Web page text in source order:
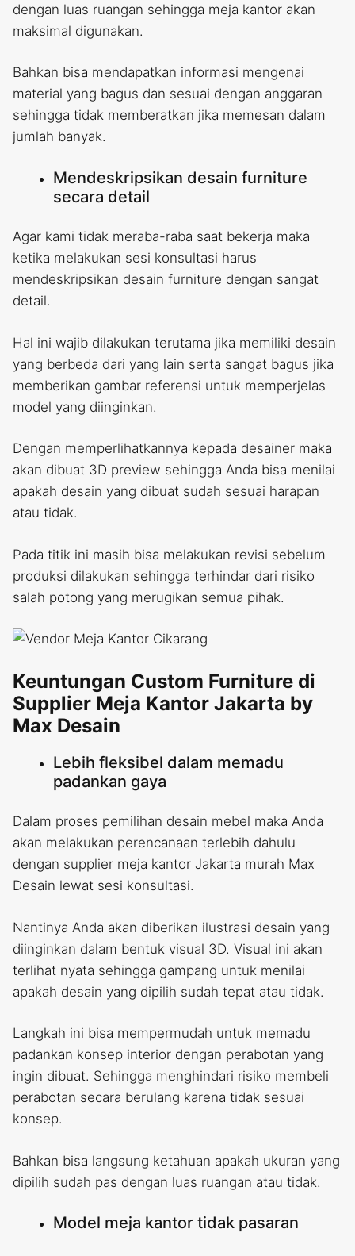
dengan luas ruangan sehingga meja kantor akan
maksimal digunakan.
Bahkan bisa mendapatkan informasi mengenai
material yang bagus dan sesuai dengan anggaran
sehingga tidak memberatkan jika memesan dalam
jumlah banyak.
Mendeskripsikan desain furniture
secara detail
Agar kami tidak meraba-raba saat bekerja maka
ketika melakukan sesi konsultasi harus
mendeskripsikan desain furniture dengan sangat
detail.
Hal ini wajib dilakukan terutama jika memiliki desain
yang berbeda dari yang lain serta sangat bagus jika
memberikan gambar referensi untuk memperjelas
model yang diinginkan.
Dengan memperlihatkannya kepada desainer maka
akan dibuat 3D preview sehingga Anda bisa menilai
apakah desain yang dibuat sudah sesuai harapan
atau tidak.
Pada titik ini masih bisa melakukan revisi sebelum
produksi dilakukan sehingga terhindar dari risiko
salah potong yang merugikan semua pihak.
Keuntungan Custom Furniture di
Supplier Meja Kantor Jakarta by
Max Desain
Lebih fleksibel dalam memadu
padankan gaya
Dalam proses pemilihan desain mebel maka Anda
akan melakukan perencanaan terlebih dahulu
dengan supplier meja kantor Jakarta murah Max
Desain lewat sesi konsultasi.
Nantinya Anda akan diberikan ilustrasi desain yang
diinginkan dalam bentuk visual 3D. Visual ini akan
terlihat nyata sehingga gampang untuk menilai
apakah desain yang dipilih sudah tepat atau tidak.
Langkah ini bisa mempermudah untuk memadu
padankan konsep interior dengan perabotan yang
ingin dibuat. Sehingga menghindari risiko membeli
perabotan secara berulang karena tidak sesuai
konsep.
Bahkan bisa langsung ketahuan apakah ukuran yang
dipilih sudah pas dengan luas ruangan atau tidak.
Model meja kantor tidak pasaran